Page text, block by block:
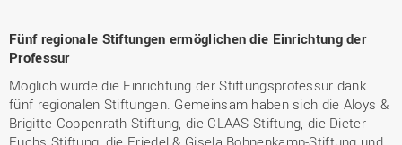
Fünf regionale Stiftungen ermöglichen die Einrichtung der
Professur
Möglich wurde die Einrichtung der Stiftungsprofessur dank
fünf regionalen Stiftungen. Gemeinsam haben sich die Aloys &
Brigitte Coppenrath Stiftung, die CLAAS Stiftung, die Dieter
Fuchs Stiftung, die Friedel & Gisela Bohnenkamp-Stiftung und